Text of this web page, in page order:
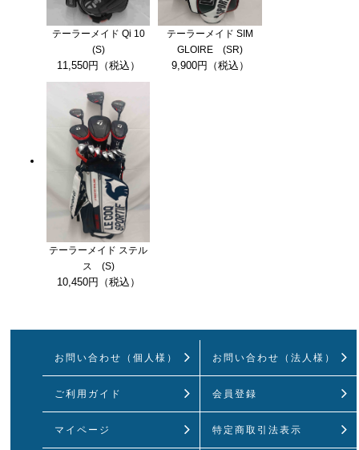
テーラーメイド Qi 10
(S)
11,550円（税込）
テーラーメイド SIM
GLOIRE (SR)
9,900円（税込）
テーラーメイド ステル
ス (S)
10,450円（税込）
お問い合わせ（個人様） お問い合わせ（法人様）
ご利用ガイド 会員登録
マイページ 特定商取引法表示